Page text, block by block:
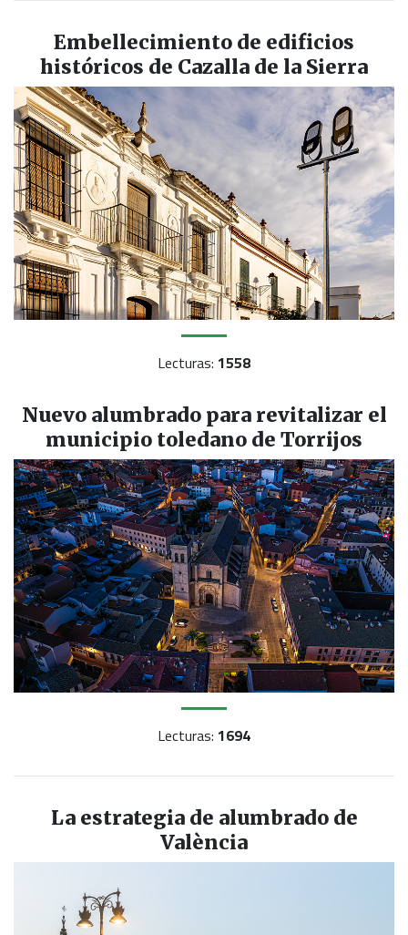
Embellecimiento de edificios
históricos de Cazalla de la Sierra
Lecturas: 1558
Nuevo alumbrado para revitalizar el
municipio toledano de Torrijos
Lecturas: 1694
La estrategia de alumbrado de
València